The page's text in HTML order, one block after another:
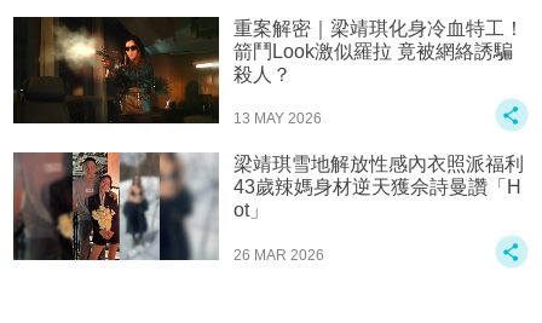
重案解密｜梁靖琪化身冷血特工！
箭鬥Look激似羅拉 竟被網絡誘騙
殺人？
13 MAY 2026
梁靖琪雪地解放性感內衣照派福利
43歲辣媽身材逆天獲佘詩曼讚「H
ot」
26 MAR 2026